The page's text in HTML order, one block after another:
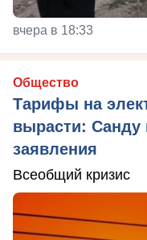
вчера в 18:33
Общество
Тарифы на
вырасти: Санду
заявления
Всеобщий кризис